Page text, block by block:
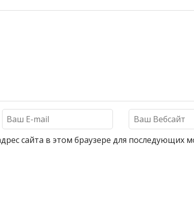
сайта в этом браузере для последующих